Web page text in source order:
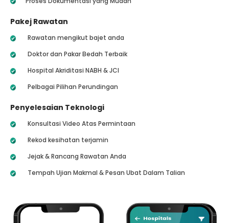
Pakej Rawatan
Rawatan mengikut bajet anda
Doktor dan Pakar Bedah Terbaik
Hospital Akriditasi NABH & JCI
Pelbagai Pilihan Perundingan
Penyelesaian Teknologi
Konsultasi Video Atas Permintaan
Rekod kesihatan terjamin
Jejak & Rancang Rawatan Anda
Tempah Ujian Makmal & Pesan Ubat Dalam Talian